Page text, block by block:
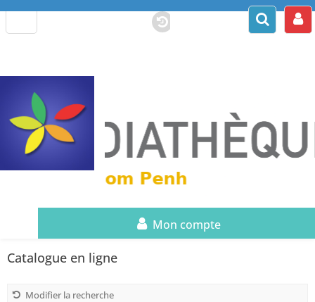
Mon compte
Catalogue en ligne
Modifier la recherche